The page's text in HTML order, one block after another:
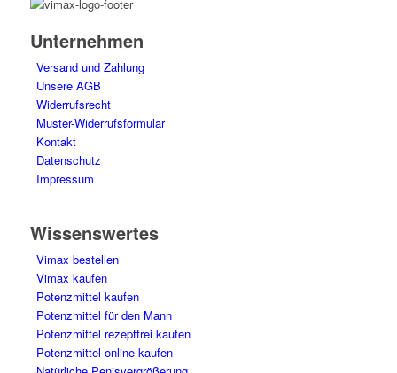
Unternehmen
Versand und Zahlung
Unsere AGB
Widerrufsrecht
Muster-Widerrufsformular
Kontakt
Datenschutz
Impressum
Wissenswertes
Vimax bestellen
Vimax kaufen
Potenzmittel kaufen
Potenzmittel für den Mann
Potenzmittel rezeptfrei kaufen
Potenzmittel online kaufen